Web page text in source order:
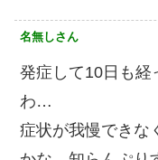
名無しさん
発症して10日も
わ…
症状が我慢できな